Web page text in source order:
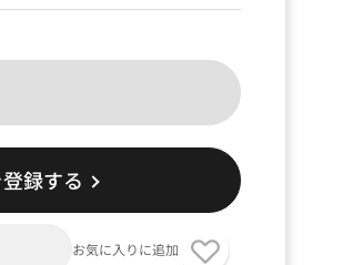
録する
お気に入りに追加